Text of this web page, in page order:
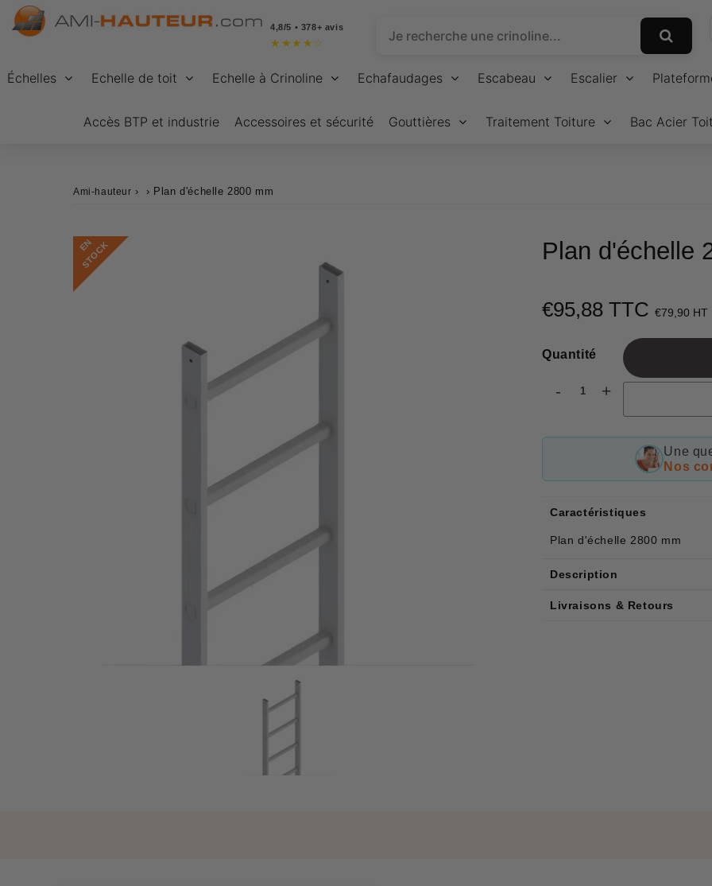
4,8/5 • 378+ avis
★ ★ ★ ★ ☆
Échelles Echelle de toit Echelle à Crinoline Echafaudages Escabeau Escalier
Accès BTP et industrie Accessoires et sécurité Gouttières Traitement Toiture Bac Acier
Ami-hauteur › › Plan d'échelle 2800 mm
E
N
S
T
O
C
K Plan d'échelle
€95,88 TTC €79,90 HT
Quantité
- +
Une
Nos
Caractéristiques
Plan d'échelle 2800 mm
Description
Livraisons & Retours